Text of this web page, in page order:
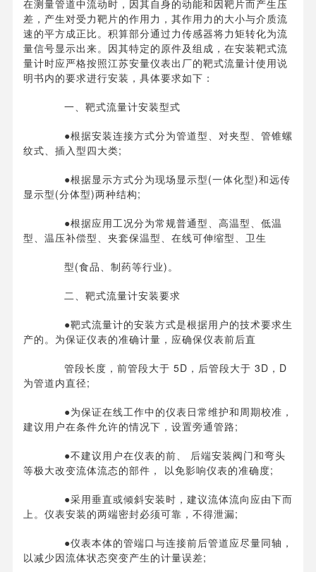
在测量管道中流动时，因其自身的动能和因靶片而产生压
差，产生对受力靶片的作用力，其作用力的大小与介质流
速的平方成正比。积算部分通过力传感器将力矩转化为流
量信号显示出来。因其特定的原件及组成，在安装靶式流
量计时应严格按照江苏安量仪表出厂的靶式流量计使用说
明书内的要求进行安装，具体要求如下：
一、靶式流量计安装型式
●根据安装连接方式分为管道型、对夹型、管锥螺
纹式、插入型四大类;
●根据显示方式分为现场显示型(一体化型)和远传
显示型(分体型)两种结构;
●根据应用工况分为常规普通型、高温型、低温
型、温压补偿型、夹套保温型、在线可伸缩型、卫生
型(食品、制药等行业)。
二、靶式流量计安装要求
●靶式流量计的安装方式是根据用户的技术要求生
产的。为保证仪表的准确计量，应确保仪表前后直
管段长度，前管段大于 5D，后管段大于 3D，D
为管道内直径;
●为保证在线工作中的仪表日常维护和周期校准，
建议用户在条件允许的情况下，设置旁通管路;
●不建议用户在仪表的前、 后端安装阀门和弯头
等极大改变流体流态的部件， 以免影响仪表的准确度;
●采用垂直或倾斜安装时，建议流体流向应由下而
上。仪表安装的两端密封必须可靠，不得泄漏;
●仪表本体的管端口与连接前后管道应尽量同轴，
以减少因流体状态突变产生的计量误差;